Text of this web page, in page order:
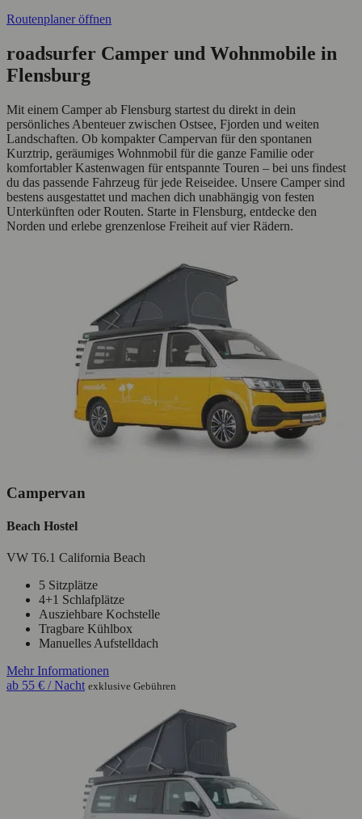
Routenplaner öffnen
roadsurfer Camper und Wohnmobile in
Flensburg
Mit einem Camper ab Flensburg startest du direkt in dein
persönliches Abenteuer zwischen Ostsee, Fjorden und weiten
Landschaften. Ob kompakter Campervan für den spontanen
Kurztrip, geräumiges Wohnmobil für die ganze Familie oder
komfortabler Kastenwagen für entspannte Touren – bei uns findest
du das passende Fahrzeug für jede Reiseidee. Unsere Camper sind
bestens ausgestattet und machen dich unabhängig von festen
Unterkünften oder Routen. Starte in Flensburg, entdecke den
Norden und erlebe grenzenlose Freiheit auf vier Rädern.
Campervan
Beach Hostel
VW T6.1 California Beach
5 Sitzplätze
4+1 Schlafplätze
Ausziehbare Kochstelle
Tragbare Kühlbox
Manuelles Aufstelldach
Mehr Informationen
ab 55 € / Nacht exklusive Gebühren